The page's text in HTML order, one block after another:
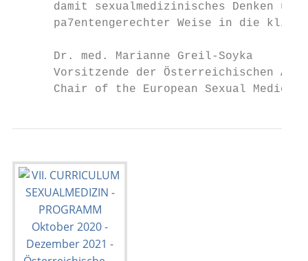
damit sexualmedizinisches Denken
pa7entengerechter Weise in die
      Dr. med. Marianne Greil-Soyka
Vorsitzende der Österreichischen
Chair of the European Sexual